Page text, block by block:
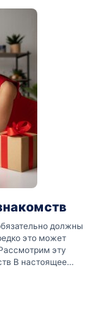
должны
это может
эту
В настоящее